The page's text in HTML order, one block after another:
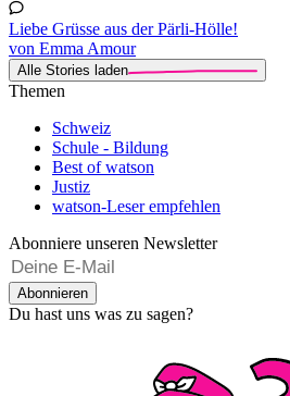
Liebe Grüsse aus der Pärli-Hölle!
von Emma Amour
Alle Stories laden
Themen
Schweiz
Schule - Bildung
Best of watson
Justiz
watson-Leser empfehlen
Abonniere unseren Newsletter
Abonnieren
Du hast uns was zu sagen?